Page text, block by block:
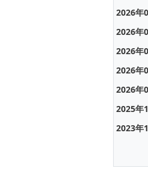
2026年
2026年
2026年
2026年
2026年
2025年
2023年